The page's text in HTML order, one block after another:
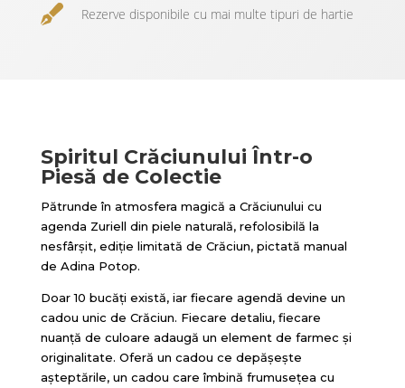
Rezerve disponibile cu mai multe tipuri de hartie
Spiritul Crăciunului Într-o
Piesă de Colectie
Pătrunde în atmosfera magică a Crăciunului cu
agenda Zuriell din piele naturală, refolosibilă la
nesfârșit, ediție limitată de Crăciun, pictată manual
de Adina Potop.
Doar 10 bucăți există, iar fiecare agendă devine un
cadou unic de Crăciun. Fiecare detaliu, fiecare
nuanță de culoare adaugă un element de farmec și
originalitate. Oferă un cadou ce depășește
așteptările, un cadou care îmbină frumusețea cu